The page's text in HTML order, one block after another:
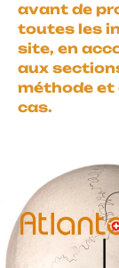
avant de
toutes les
site, en
aux
méthode
cas.